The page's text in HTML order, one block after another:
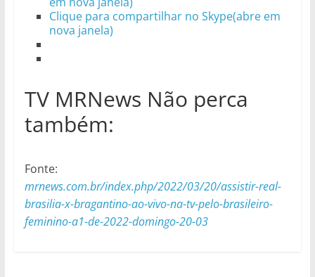
Clique para compartilhar no Skype(abre em
nova janela)
TV MRNews Não perca
também:
Fonte:
mrnews.com.br/index.php/2022/03/20/assistir-real-
brasilia-x-bragantino-ao-vivo-na-tv-pelo-brasileiro-
feminino-a1-de-2022-domingo-20-03